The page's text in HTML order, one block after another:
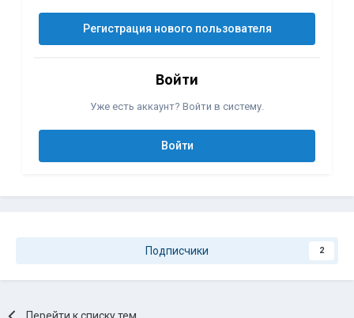
Регистрация нового пользователя
Войти
Уже есть аккаунт? Войти в систему.
Войти
Подписчики 2
Перейти к списку тем